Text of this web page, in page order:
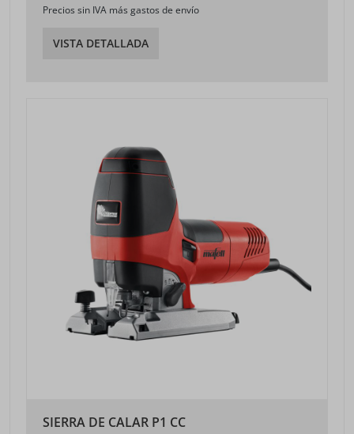
Precios sin IVA más gastos de envío
VISTA DETALLADA
SIERRA DE CALAR P1 CC